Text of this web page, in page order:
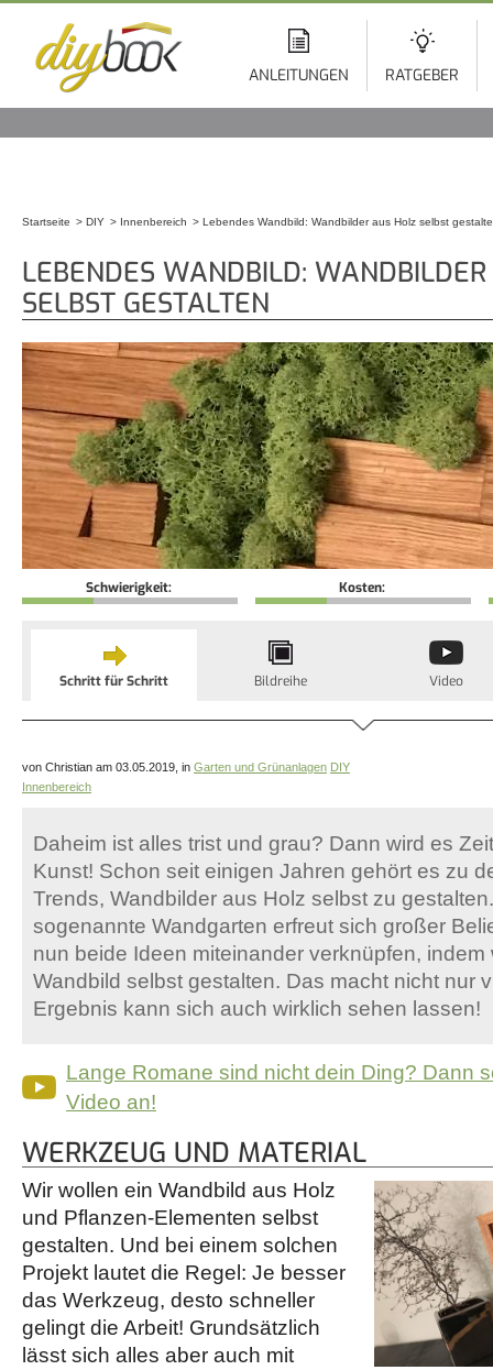
ANLEITUNGEN RATGEBER
Startseite DIY Innenbereich Lebendes Wandbild: Wandbilder aus Holz selbst
LEBENDES WANDBILD:
SELBST GESTALTEN
Schwierigkeit: Kosten:
Schritt für Schritt Bildreihe Video
von Christian am 03.05.2019, in Garten und Grünanlagen DIY
Innenbereich
Daheim ist alles trist und grau? Dann wird es
Kunst! Schon seit einigen Jahren gehört es zu
Trends, Wandbilder aus Holz selbst zu
sogenannte Wandgarten erfreut sich großer
nun beide Ideen miteinander verknüpfen, indem
Wandbild selbst gestalten. Das macht nicht nur
Ergebnis kann sich auch wirklich sehen lassen!
Lange Romane sind nicht dein Ding? Dann
Video an!
WERKZEUG UND MATERIAL
Wir wollen ein Wandbild aus Holz
und Pflanzen-Elementen selbst
gestalten. Und bei einem solchen
Projekt lautet die Regel: Je besser
das Werkzeug, desto schneller
gelingt die Arbeit! Grundsätzlich
lässt sich alles aber auch mit